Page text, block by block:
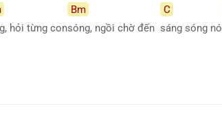
hỏi từng con
Bm
sóng, ngồi chờ đến
C
sáng sóng nó